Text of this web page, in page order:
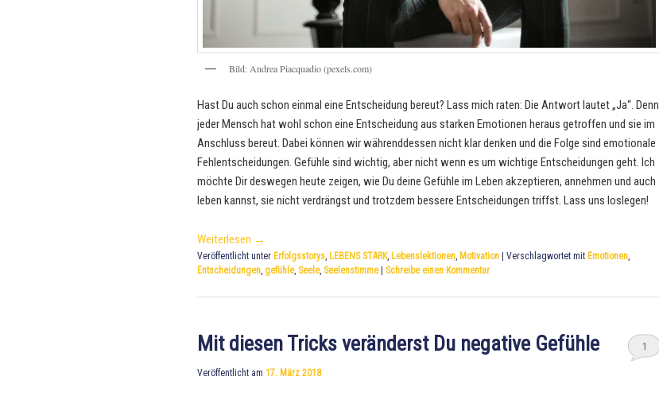
Bild: Andrea Piacquadio (pexels.com)
Hast Du auch schon einmal eine Entscheidung bereut? Lass mich raten: Die Antwort lautet „Ja“. Denn
jeder Mensch hat wohl schon eine Entscheidung aus starken Emotionen heraus getroffen und sie im
Anschluss bereut. Dabei können wir währenddessen nicht klar denken und die Folge sind emotionale
Fehlentscheidungen. Gefühle sind wichtig, aber nicht wenn es um wichtige Entscheidungen geht. Ich
möchte Dir deswegen heute zeigen, wie Du deine Gefühle im Leben akzeptieren, annehmen und auch
leben kannst, sie nicht verdrängst und trotzdem bessere Entscheidungen triffst. Lass uns loslegen!
Weiterlesen →
Veröffentlicht unter Erfolgsstorys LEBENS STARK, Lebenslektionen Motivation | Verschlagwortet mit Emotionen
Entscheidungen gefühle, Seele, Seelenstimme | Schreibe einen Kommentar
Mit diesen Tricks veränderst Du negative Gefühle
Veröffentlicht am 17. März 2018
1